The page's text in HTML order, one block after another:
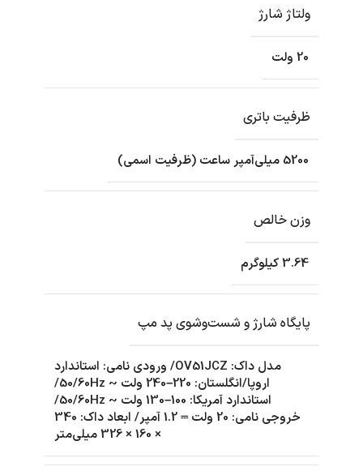
ولتاژ شارژ
20 ولت
ظرفیت باتری
5200 میلی‌آمپر ساعت (ظرفیت اسمی)
وزن خالص
3.64 کیلوگرم
پایگاه شارژ و شست‌وشوی پد مپ
مدل داک: OV51JCZ/ ورودی نامی: استاندارد
اروپا/انگلستان: 220–240 ولت ~ 50/60Hz/
استاندارد آمریکا: 100–130 ولت ~ 50/60Hz/
خروجی نامی: 20 ولت ⎓ 1.2 آمپر/ ابعاد داک: 340
× 160 × 326 میلی‌متر